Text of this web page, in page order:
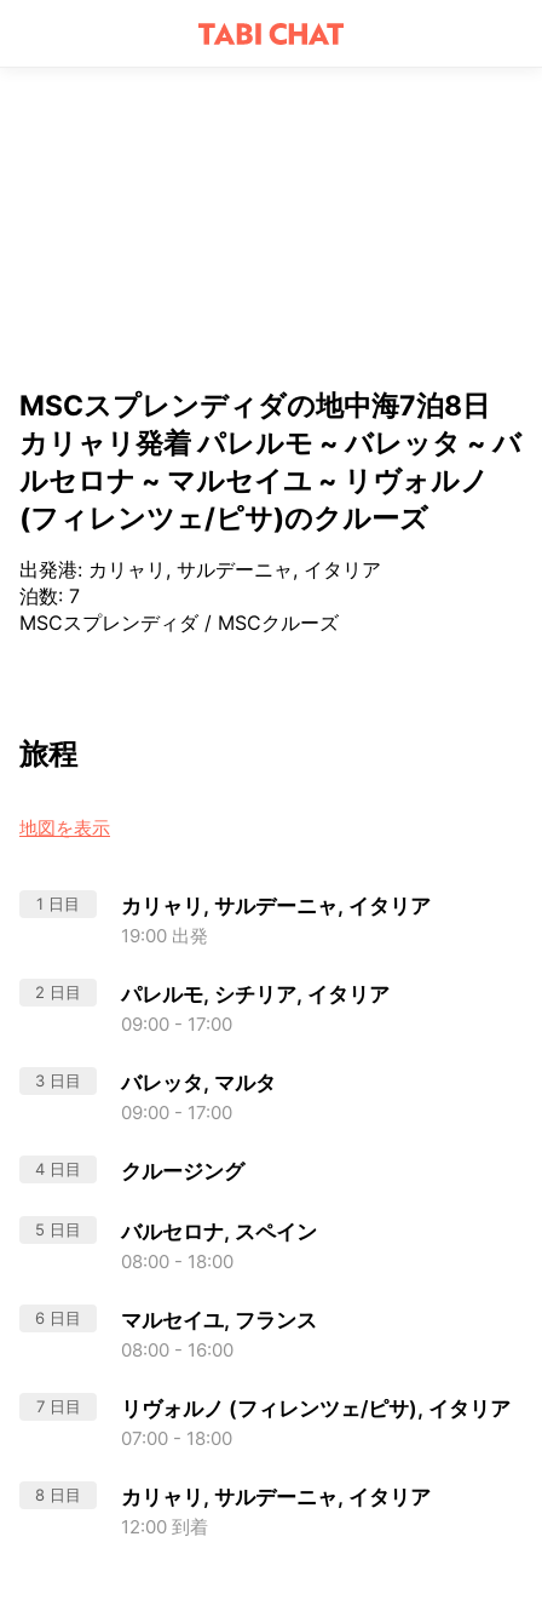
MSCスプレンディダの地中海7泊8日
カリャリ発着 パレルモ ~ バレッタ ~ バ
ルセロナ ~ マルセイユ ~ リヴォルノ
(フィレンツェ/ピサ)のクルーズ
出発港: カリャリ, サルデーニャ, イタリア
泊数: 7
MSCスプレンディダ/ MSCクルーズ
旅程
地図を表示
1 日目 カリャリ, サルデーニャ, イタリア
19:00 出発
2 日目 パレルモ, シチリア, イタリア
09:00 - 17:00
3 日目 バレッタ, マルタ
09:00 - 17:00
4 日目 クルージング
5 日目 バルセロナ, スペイン
08:00 - 18:00
6 日目 マルセイユ, フランス
08:00 - 16:00
7 日目 リヴォルノ (フィレンツェ/ピサ), イタリア
07:00 - 18:00
8 日目 カリャリ, サルデーニャ, イタリア
12:00 到着